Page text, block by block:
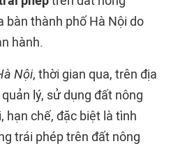
bàn thành phố Hà Nội do
hành.
Nội, thời gian qua, trên địa
lý, sử dụng đất nông
hạn chế, đặc biệt là tình
trái phép trên đất nông